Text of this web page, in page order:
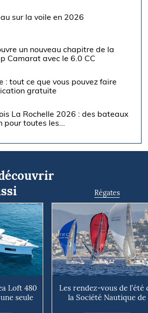
sur la voile en 2026
un nouveau chapitre de la
Camarat avec le 6.0 CC
: tout ce que vous pouvez faire
gratuite
La Rochelle 2026 : des bateaux
pour toutes les...
Loft 480
seule
Régates
Les rendez-vous de l’été
la Société Nautique de